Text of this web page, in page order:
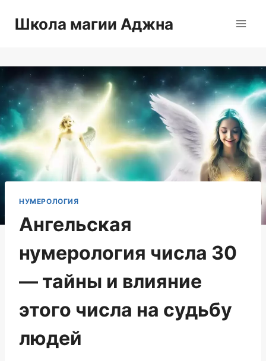
Школа магии Аджна
НУМЕРОЛОГИЯ
Ангельская
нумерология числа 30
— тайны и влияние
этого числа на судьбу
людей